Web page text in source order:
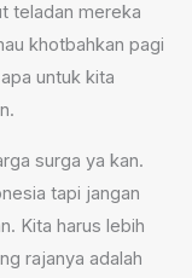
teladan mereka
khotbahkan pagi
untuk kita
surga ya kan.
tapi jangan
Kita harus lebih
rajanya adalah